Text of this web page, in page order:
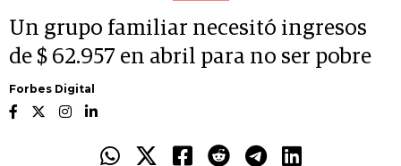
Un grupo familiar necesitó ingresos
de $ 62.957 en abril para no ser pobre
Forbes Digital